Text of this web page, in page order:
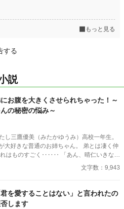
もっと見る
する
説
お腹を大きくさせられちゃった！～
の秘密の悩み～
大好きな普通のお姉ちゃん。 弟とは凄く仲
ごく‥‥‥ 「あん、晴仁いきなり
な関係のあたしたち。 で
しはアレが来そうなのになかなか来ないの
お腹が出て来てる!?」 お姉ちゃんの秘密の悩みです。
文字数：9,943
を愛することはない」と言われたの
します